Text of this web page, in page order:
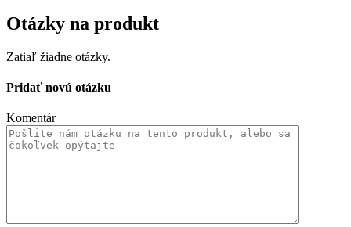
Otázky na produkt
Zatiaľ žiadne otázky.
Pridať novú otázku
Komentár